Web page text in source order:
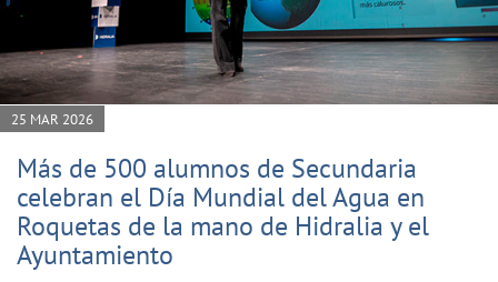
25 MAR 2026
Más de 500 alumnos de Secundaria
celebran el Día Mundial del Agua en
Roquetas de la mano de Hidralia y el
Ayuntamiento